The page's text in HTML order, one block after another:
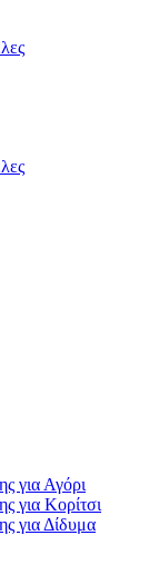
για Αγόρι
για Κορίτσι
για Δίδυμα